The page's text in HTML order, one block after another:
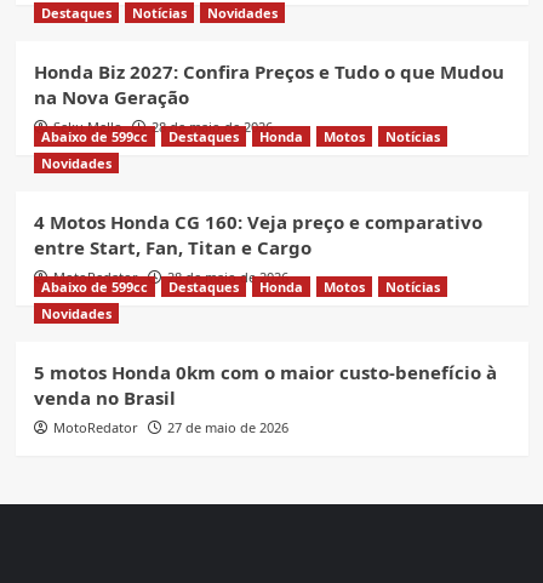
Destaques
Notícias Novidades
Honda Biz 2027: Confira Preços e Tudo o que Mudou
na Nova Geração
Seku Mello 28 de maio de 2026
Abaixo de 599cc Destaques Honda Motos
Notícias
Novidades
4 Motos Honda CG 160: Veja preço e comparativo
entre Start, Fan, Titan e Cargo
MotoRedator 28 de maio de 2026
Abaixo de 599cc Destaques Honda Motos
Notícias
Novidades
5 motos Honda 0km com o maior custo-benefício à
venda no Brasil
MotoRedator 27 de maio de 2026